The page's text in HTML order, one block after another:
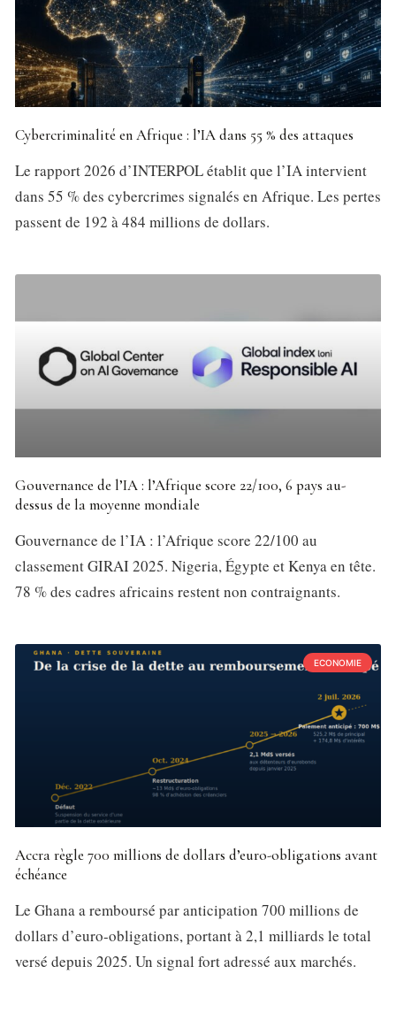
Cybercriminalité en Afrique : l’IA dans 55 % des attaques
Le rapport 2026 d’INTERPOL établit que l’IA intervient
dans 55 % des cybercrimes signalés en Afrique. Les pertes
passent de 192 à 484 millions de dollars.
Gouvernance de l’IA : l’Afrique score 22/100, 6 pays au-
dessus de la moyenne mondiale
Gouvernance de l’IA : l’Afrique score 22/100 au
classement GIRAI 2025. Nigeria, Égypte et Kenya en tête.
78 % des cadres africains restent non contraignants.
ECONOMIE
Accra règle 700 millions de dollars d’euro-obligations avant
échéance
Le Ghana a remboursé par anticipation 700 millions de
dollars d’euro-obligations, portant à 2,1 milliards le total
versé depuis 2025. Un signal fort adressé aux marchés.